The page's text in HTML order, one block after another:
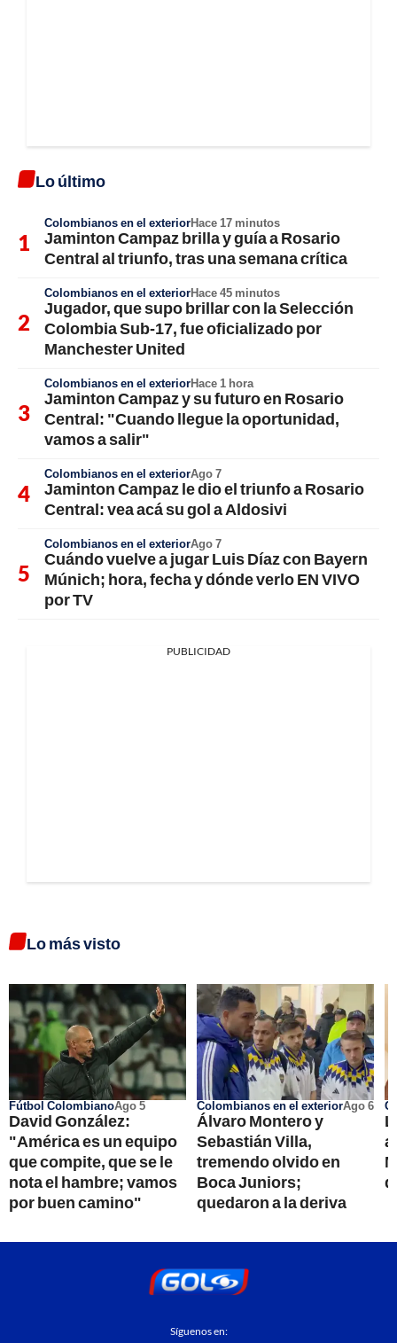
Lo último
Colombianos en el exteriorHace 17 minutos
Jaminton Campaz brilla y guía a Rosario
Central al triunfo, tras una semana crítica
Colombianos en el exteriorHace 45 minutos
Jugador, que supo brillar con la Selección
Colombia Sub-17, fue oficializado por
Manchester United
Colombianos en el exteriorHace 1 hora
Jaminton Campaz y su futuro en Rosario
Central: "Cuando llegue la oportunidad,
vamos a salir"
Colombianos en el exteriorAgo 7
Jaminton Campaz le dio el triunfo a Rosario
Central: vea acá su gol a Aldosivi
Colombianos en el exteriorAgo 7
Cuándo vuelve a jugar Luis Díaz con Bayern
Múnich; hora, fecha y dónde verlo EN VIVO
por TV
PUBLICIDAD
Lo más visto
Fútbol ColombianoAgo 5
David González:
"América es un equipo
que compite, que se le
nota el hambre; vamos
por buen camino"
Colombianos en el exteriorAgo 6
Álvaro Montero y
Sebastián Villa,
tremendo olvido en
Boca Juniors;
quedaron a la deriva
a
Síguenos en: